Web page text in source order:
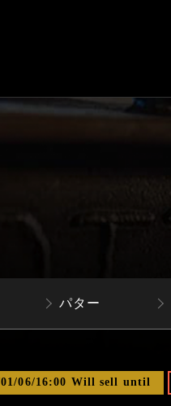
パター
01/06/16:00 Will sell until